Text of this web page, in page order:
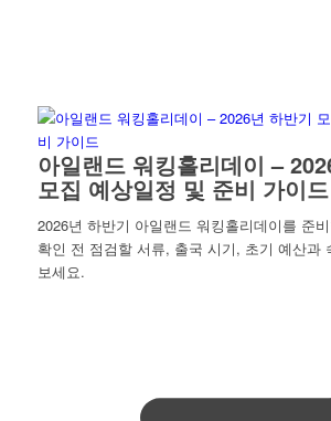
아일랜드 워킹홀리데이 –
모집 예상일정 및 준비 가이드
2026년 하반기 아일랜드 워킹홀리데이를 준
확인 전 점검할 서류, 출국 시기, 초기 예산과
보세요.